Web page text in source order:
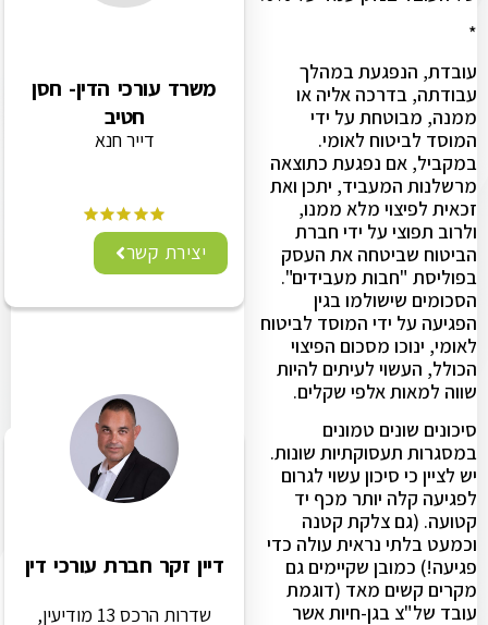
*
עובדת, הנפגעת במהלך
עבודתה, בדרכה אליה או
ממנה, מבוטחת על ידי
המוסד לביטוח לאומי.
במקביל, אם נפגעת כתוצאה
מרשלנות המעביד, יתכן ואת
זכאית לפיצוי מלא ממנו,
ולרוב תפוצי על ידי חברת
הביטוח שביטחה את העסק
בפוליסת "חבות מעבידים".
הסכומים שישולמו בגין
הפגיעה על ידי המוסד לביטוח
לאומי, ינוכו מסכום הפיצוי
הכולל, העשוי לעיתים להיות
שווה למאות אלפי שקלים.
סיכונים שונים טמונים
במסגרות תעסוקתיות שונות.
יש לציין כי סיכון עשוי לגרום
לפגיעה קלה יותר מכף יד
קטועה. (גם צלקת קטנה
וכמעט בלתי נראית עולה כדי
פגיעה!) כמובן שקיימים גם
מקרים קשים מאד (דוגמת
עובד של"צ בגן-חיות אשר
משרד עורכי הדין- חסן
חטיב
דייר חנא
יצירת קשר
דיין זקר חברת עורכי דין
שדרות הרכס 13 מודיעין,